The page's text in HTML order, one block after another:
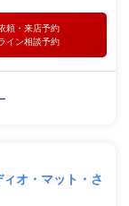
頼・ 来店予約
イン相談予約
オ・マット・さ